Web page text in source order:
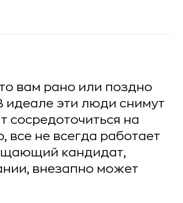
вам рано или поздно
идеале эти люди снимут
сосредоточиться на
не всегда работает
кандидат,
внезапно может